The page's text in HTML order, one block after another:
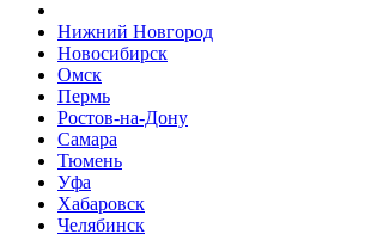
Нижний Новгород
Новосибирск
Омск
Пермь
Ростов-на-Дону
Самара
Тюмень
Уфа
Хабаровск
Челябинск